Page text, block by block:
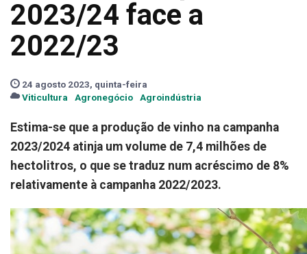
2023/24 face a
2022/23
24 agosto 2023, quinta-feira
Viticultura
Agronegócio Agroindústria
Estima-se que a produção de vinho na campanha
2023/2024 atinja um volume de 7,4 milhões de
hectolitros, o que se traduz num acréscimo de 8%
relativamente à campanha 2022/2023.